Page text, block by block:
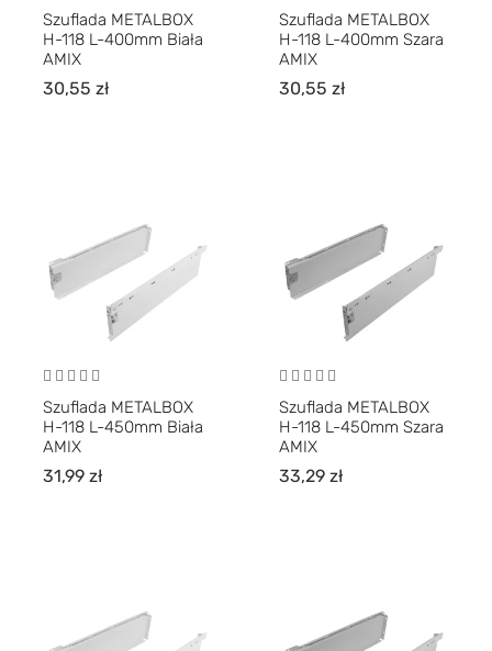
Szuflada METALBOX
H-118 L-400mm Biała
AMIX
30,55 zł
Szuflada METALBOX
H-118 L-400mm Szara
AMIX
30,55 zł
Szuflada METALBOX
H-118 L-450mm Biała
AMIX
31,99 zł
Szuflada METALBOX
H-118 L-450mm Szara
AMIX
33,29 zł